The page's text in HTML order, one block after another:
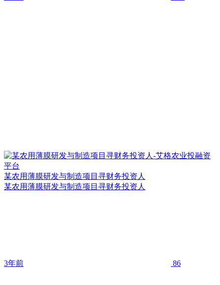
某农用薄膜研发与制造项目寻财务投资人
某农用薄膜研发与制造项目寻财务投资人
3年前 86